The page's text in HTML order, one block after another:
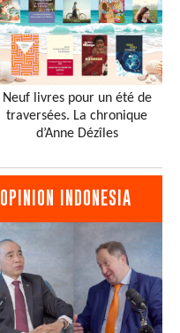
Neuf livres pour un été de
traversées. La chronique
d’Anne Dézîles
OPINION INDONESIA